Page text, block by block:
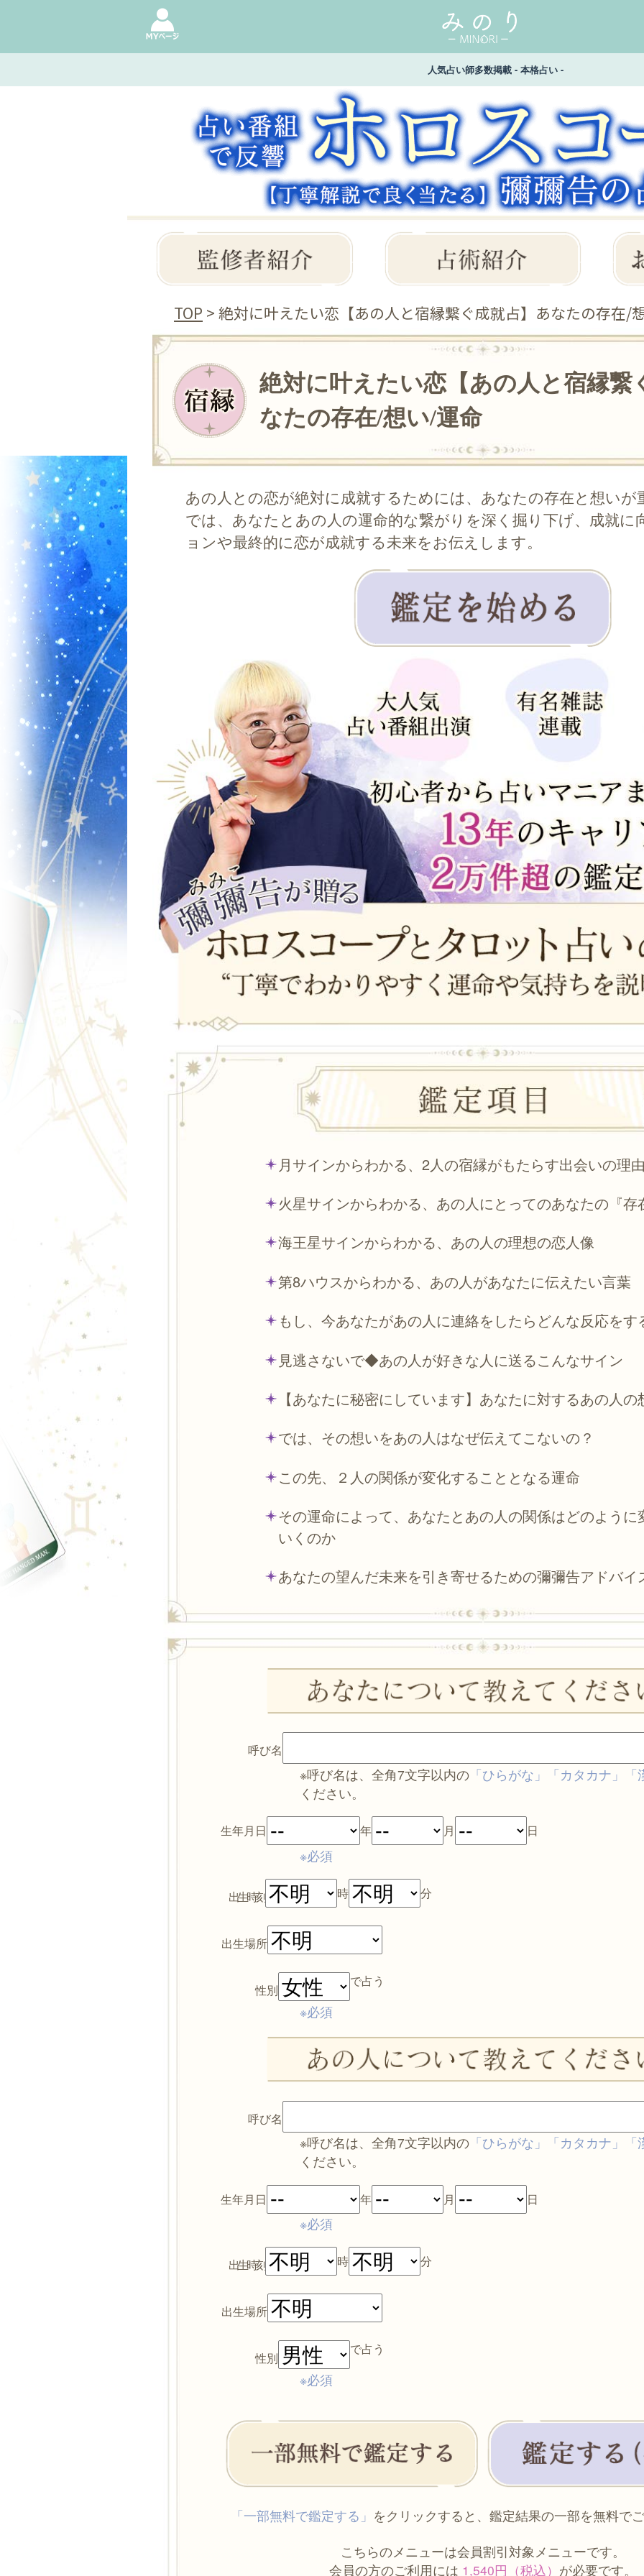
人気占い師多数掲載 - 本格占い -
TOP > 絶対に叶えたい恋【あの人と宿縁繋ぐ成就占】あなたの存在/
絶対に叶えたい恋【あの人と宿縁繋
なたの存在/想い/運命
あの人との恋が絶対に成就するためには、あなたの存在と想いが
では、あなたとあの人の運命的な繋がりを深く掘り下げ、成就に
ョンや最終的に恋が成就する未来をお伝えします。
月サインからわかる、2人の宿縁がもたらす出会いの理
火星サインからわかる、あの人にとってのあなたの『存
海王星サインからわかる、あの人の理想の恋人像
第8ハウスからわかる、あの人があなたに伝えたい言葉
もし、今あなたがあの人に連絡をしたらどんな反応をす
見逃さないで◆あの人が好きな人に送るこんなサイン
【あなたに秘密にしています】あなたに対するあの人の
では、その想いをあの人はなぜ伝えてこないの？
この先、２人の関係が変化することとなる運命
その運命によって、あなたとあの人の関係はどのように
いくのか
あなたの望んだ未来を引き寄せるための彌彌告アドバイ
呼び名
※呼び名は、全角7文字以内の「ひらがな」「カタカナ」「
ください。
生年月日 年 月 日
※必須
出生時刻 時 分
出生場所
性別
で占う
※必須
呼び名
※呼び名は、全角7文字以内の「ひらがな」「カタカナ」「
ください。
生年月日 年 月 日
※必須
出生時刻 時 分
出生場所
性別
で占う
※必須
「一部無料で鑑定する」 をクリックすると、鑑定結果の一部を無料で
こちらのメニューは会員割引対象メニューです。
会員の方のご利用には 1,540円（税込） が必要です。